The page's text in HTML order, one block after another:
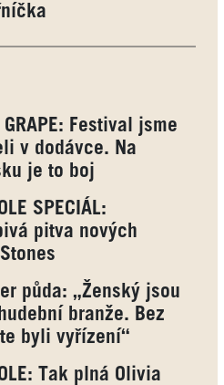
GRAPE: Festival jsme
v dodávce. Na
je to boj
SPECIÁL:
pitva nových
půda: „Ženský jsou
branže. Bez
byli vyřízení“
Tak plná Olivia